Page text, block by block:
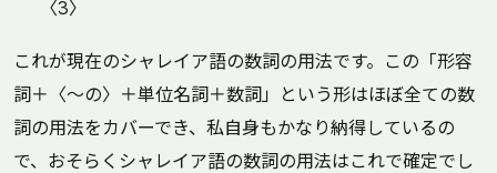
〈3〉
これが現在のシャレイア語の数詞の用法です。この「形容
詞＋〈～の〉＋単位名詞＋数詞」という形はほぼ全ての数
詞の用法をカバーでき、私自身もかなり納得しているの
で、おそらくシャレイア語の数詞の用法はこれで確定でし